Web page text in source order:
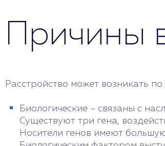
Причины
Расстройство может возникать
Биологические – связаны с
Существуют три гена,
Носители генов имеют